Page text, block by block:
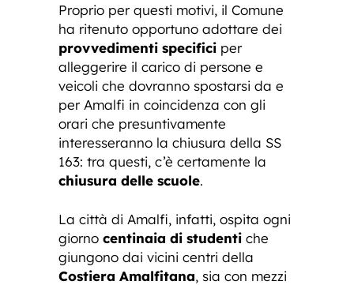
Proprio per questi motivi, il Comune
ha ritenuto opportuno adottare dei
provvedimenti specifici per
alleggerire il carico di persone e
veicoli che dovranno spostarsi da e
per Amalfi in coincidenza con gli
orari che presuntivamente
interesseranno la chiusura della SS
163: tra questi, c’è certamente la
chiusura delle scuole.
La città di Amalfi, infatti, ospita ogni
giorno centinaia di studenti che
giungono dai vicini centri della
Costiera Amalfitana, sia con mezzi